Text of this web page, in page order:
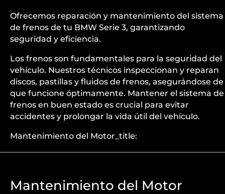
Ofrecemos reparación y mantenimiento del sistema
de frenos de tu BMW Serie 3, garantizando
seguridad y eficiencia.
Los frenos son fundamentales para la seguridad del
vehículo. Nuestros técnicos inspeccionan y reparan
discos, pastillas y fluidos de frenos, asegurándose de
que funcione óptimamente. Mantener el sistema de
frenos en buen estado es crucial para evitar
accidentes y prolongar la vida útil del vehículo.
Mantenimiento del Motor_title:
Mantenimiento del Motor